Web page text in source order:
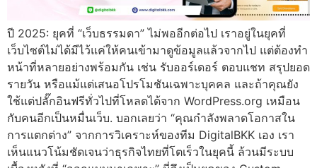
ปี 2025: ยุคที่ “เว็บธรรมดา” ไม่พออีกต่อไป เราอยู่ในยุคที่
เว็บไซต์ไม่ได้มีไว้แค่ให้คนเข้ามาดูข้อมูลแล้วจากไป แต่ต้องทำ
หน้าที่หลายอย่างพร้อมกัน เช่น รับออร์เดอร์ ตอบแชท สรุปยอด
รายวัน หรือแม้แต่เสนอโปรโมชันเฉพาะบุคคล และถ้าคุณยัง
ใช้แต่ปลั๊กอินฟรีทั่วไปที่โหลดได้จาก WordPress.org เหมือน
กับคนอีกเป็นหมื่นเว็บ. บอกเลยว่า “คุณกำลังพลาดโอกาสใน
การแตกต่าง” จากการวิเคราะห์ของทีม DigitalBKK เอง เรา
เห็นแนวโน้มชัดเจนว่าธุรกิจไทยที่โตเร็วในยุคนี้ ล้วนมีระบบ